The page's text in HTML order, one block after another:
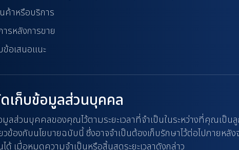
ค้าหรือบริการ
ารหลังการขาย
ข้อเสนอแนะ
ดเก็บข้อมูลส่วนบุคคล
อมูลส่วนบุคคลของคุณไว้ตามระยะเวลาที่จำเป็นในระหว่างที่คุณเป็
ข้องกับนโยบายฉบับนี้ ซึ่งอาจจำเป็นต้องเก็บรักษาไว้ต่อไปภายห
ด้ เมื่อหมดความจำเป็นหรือสิ้นสุดระยะเวลาดังกล่าว